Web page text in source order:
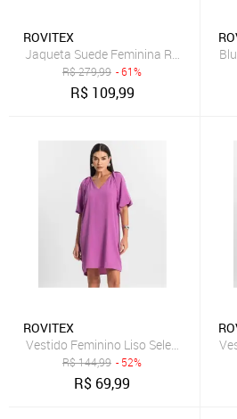
ROVITEX
Jaqueta Suede Feminina Rovitex Roxo
R$279,99 - 61%
R$ 109,99
ROVITEX
Vestido Feminino Liso Select Roxo
R$144,99 - 52%
R$ 69,99